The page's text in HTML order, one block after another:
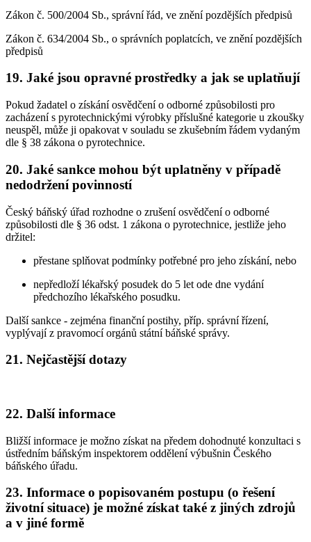
Zákon č. 500/2004 Sb., správní řád, ve znění pozdějších předpisů
Zákon č. 634/2004 Sb., o správních poplatcích, ve znění pozdějších
předpisů
19. Jaké jsou opravné prostředky a jak se uplatňují
Pokud žadatel o získání osvědčení o odborné způsobilosti pro
zacházení s pyrotechnickými výrobky příslušné kategorie u zkoušky
neuspěl, může ji opakovat v souladu se zkušebním řádem vydaným
dle § 38 zákona o pyrotechnice.
20. Jaké sankce mohou být uplatněny v případě
nedodržení povinností
Český báňský úřad rozhodne o zrušení osvědčení o odborné
způsobilosti dle § 36 odst. 1 zákona o pyrotechnice, jestliže jeho
držitel:
přestane splňovat podmínky potřebné pro jeho získání, nebo
nepředloží lékařský posudek do 5 let ode dne vydání
předchozího lékařského posudku.
Další sankce - zejména finanční postihy, příp. správní řízení,
vyplývají z pravomocí orgánů státní báňské správy.
21. Nejčastější dotazy
22. Další informace
Bližší informace je možno získat na předem dohodnuté konzultaci s
ústředním báňským inspektorem oddělení výbušnin Českého
báňského úřadu.
23. Informace o popisovaném postupu (o řešení
životní situace) je možné získat také z jiných zdrojů
a v jiné formě